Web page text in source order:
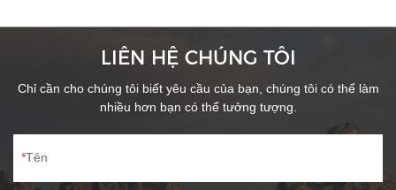
LIÊN HỆ CHÚNG TÔI
Chỉ cần cho chúng tôi biết yêu cầu của bạn, chúng tôi có thể làm
nhiều hơn bạn có thể tưởng tượng.
Tên